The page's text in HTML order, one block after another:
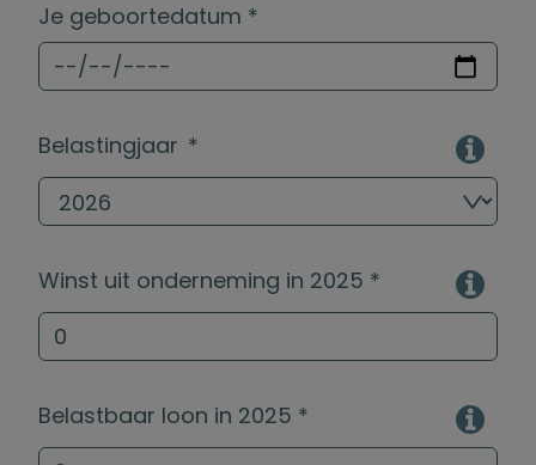
Je geboortedatum *
Belastingjaar *
Winst uit onderneming in 2025 *
Belastbaar loon in 2025 *